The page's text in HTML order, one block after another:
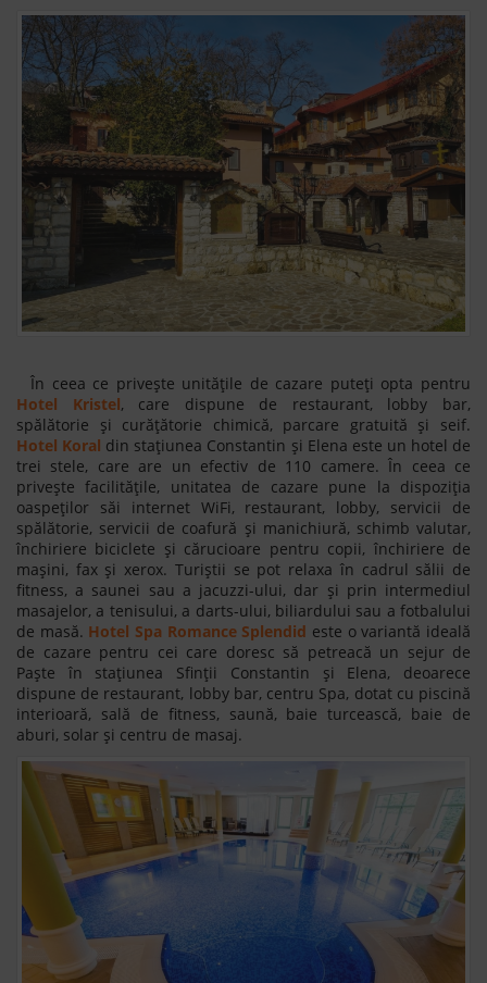
În ceea ce privește unitățile de cazare puteți opta pentru
Hotel Kristel, care dispune de restaurant, lobby bar,
spălătorie și curățătorie chimică, parcare gratuită și seif.
Hotel Koral din stațiunea Constantin și Elena este un hotel de
trei stele, care are un efectiv de 110 camere. În ceea ce
privește facilitățile, unitatea de cazare pune la dispoziția
oaspeților săi internet WiFi, restaurant, lobby, servicii de
spălătorie, servicii de coafură și manichiură, schimb valutar,
închiriere biciclete și cărucioare pentru copii, închiriere de
mașini, fax și xerox. Turiștii se pot relaxa în cadrul sălii de
fitness, a saunei sau a jacuzzi-ului, dar și prin intermediul
masajelor, a tenisului, a darts-ului, biliardului sau a fotbalului
de masă. Hotel Spa Romance Splendid este o variantă ideală
de cazare pentru cei care doresc să petreacă un sejur de
Paște în stațiunea Sfinții Constantin și Elena, deoarece
dispune de restaurant, lobby bar, centru Spa, dotat cu piscină
interioară, sală de fitness, saună, baie turcească, baie de
aburi, solar și centru de masaj.